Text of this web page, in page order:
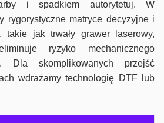
i spadkiem autorytetuj. W
rygorystyczne matryce decyzyjne i
takie jak trwały grawer laserowy,
ryzyko mechanicznego
Dla skomplikowanych przejść
wdrażamy technologię DTF lub